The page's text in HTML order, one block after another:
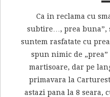
Ca in reclama cu
subtire…, prea buna”,
suntem rasfatate cu
spun nimic de
martisoare, dar pe
primavara la
astazi pana la 8 seara,